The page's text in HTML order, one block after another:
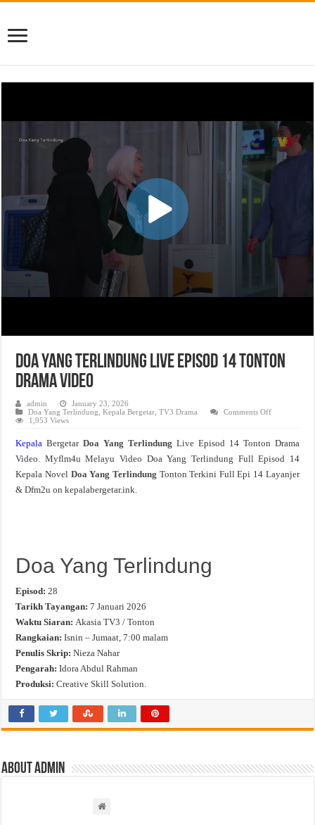
Doa Yang Terlindung Live Episod 14 Tonton
Drama Video
admin
January 23, 2026
Doa Yang Terlindung ,Kepala Bergetar ,TV3 Drama Comments Offon
Live
14
Tonton
Drama
1,953 Views
Kepala BergetarDoa Yang Terlindung Live Episod 14 Tonton Drama
Video. Myflm4u Melayu Video Doa Yang Terlindung Full Episod 14
Kepala NovelDoa Yang Terlindung Tonton Terkini Full Epi 14 Layanjer
& Dfm2u on kepalabergetar.ink.
Doa Yang Terlindung
Episod:28
Tarikh Tayangan:7 Januari 2026
Waktu Siaran: Akasia TV3 / Tonton
Rangkaian: Isnin – Jumaat, 7:00 malam
Penulis Skrip: Nieza Nahar
Pengarah: Idora Abdul Rahman
Produksi: Creative Skill Solution.
About admin